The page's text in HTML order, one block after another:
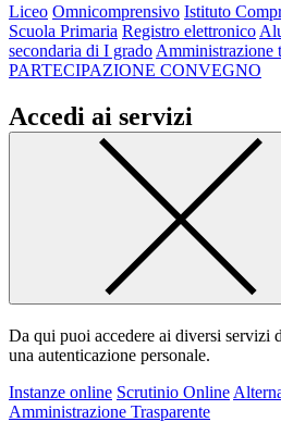
Liceo Omnicomprensivo Istituto
Scuola Primaria Registro elettronico
secondaria di I grado Amministrazione
PARTECIPAZIONE CONVEGNO
Accedi ai servizi
Da qui puoi accedere ai diversi servizi
una autenticazione personale.
Instanze online Scrutinio Online
Amministrazione Trasparente